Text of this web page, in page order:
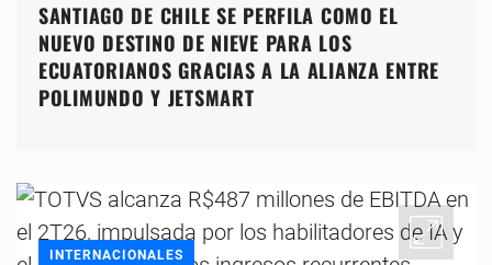
SANTIAGO DE CHILE SE PERFILA COMO EL
NUEVO DESTINO DE NIEVE PARA LOS
ECUATORIANOS GRACIAS A LA ALIANZA ENTRE
POLIMUNDO Y JETSMART
INTERNACIONALES